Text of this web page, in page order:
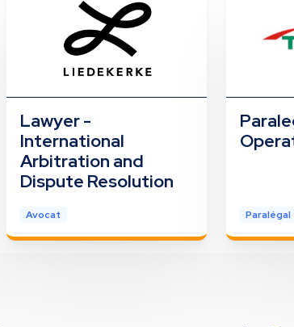
Lawyer -
International
Arbitration and
Dispute Resolution
Avocat Paralégal